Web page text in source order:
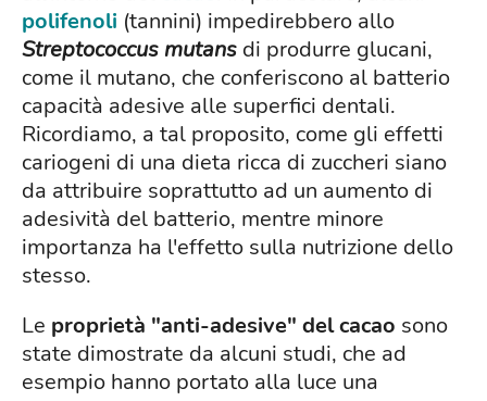
polifenoli (tannini) impedirebbero allo
Streptococcus mutans di produrre glucani,
come il mutano, che conferiscono al batterio
capacità adesive alle superfici dentali.
Ricordiamo, a tal proposito, come gli effetti
cariogeni di una dieta ricca di zuccheri siano
da attribuire soprattutto ad un aumento di
adesività del batterio, mentre minore
importanza ha l'effetto sulla nutrizione dello
stesso.
Le proprietà "anti-adesive" del cacao sono
state dimostrate da alcuni studi, che ad
esempio hanno portato alla luce una